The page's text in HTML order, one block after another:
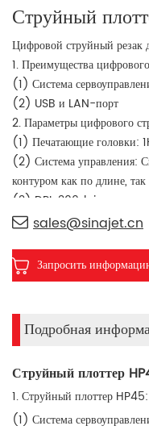
Струйный
Цифровой струйный резак
1. Преимущества
(1) Система
(2) USB и LAN-порт
2. Параметры цифрового
(1) Печатающие головки:
(2) Система управления:
контуром как по длине,
(3) DPI: 300dpi
(4) Максимальная
sales@sinajet.cn
Запросить
Подробная
Струйный плоттер
1. Струйный плоттер HP45:
(1) Система